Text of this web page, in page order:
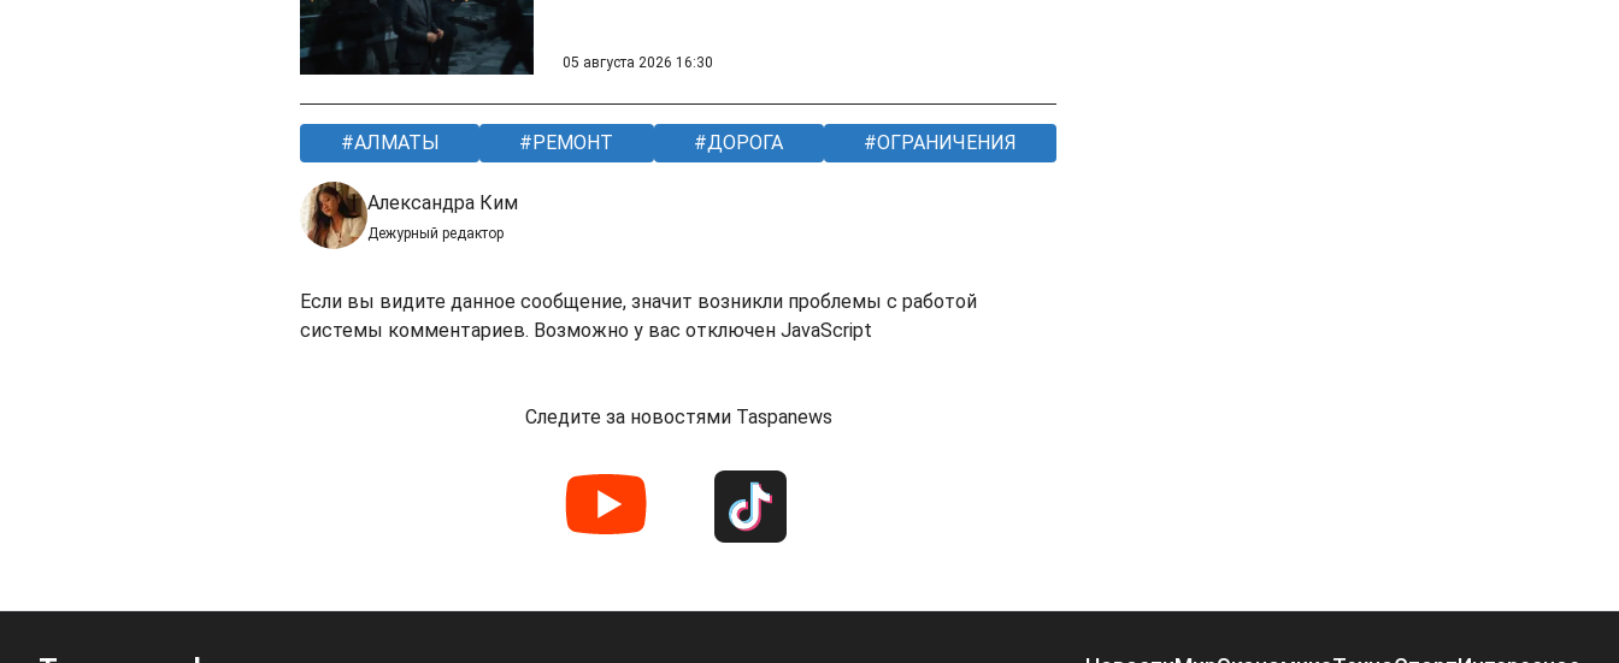
05 августа 2026 16:30
АЛМАТЫ РЕМОНТ ДОРОГА ОГРАНИЧЕНИЯ
Александра Ким
Дежурный редактор
Если вы видите данное сообщение, значит возникли проблемы с работой
системы комментариев. Возможно у вас отключен JavaScript
Следите за новостями Taspanews